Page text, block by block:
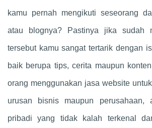
kamu pernah mengikuti seseorang
atau blognya? Pastinya jika sudah
tersebut kamu sangat tertarik dengan
baik berupa tips, cerita maupun
orang menggunakan jasa website
urusan bisnis maupun perusahaan,
pribadi yang tidak kalah terkenal